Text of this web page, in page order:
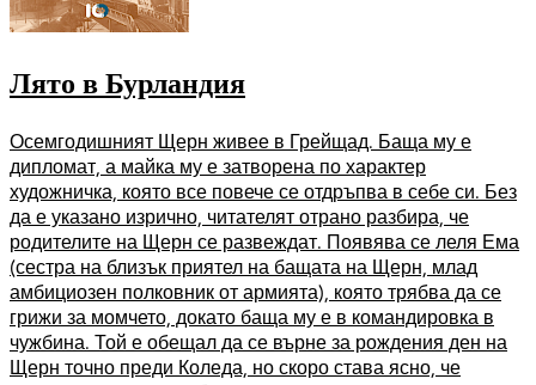
Лято в Бурландия
Осемгодишният Щерн живее в Грейщад. Баща му е
дипломат, а майка му е затворена по характер
художничка, която все повече се отдръпва в себе си. Без
да е указано изрично, читателят отрано разбира, че
родителите на Щерн се развеждат. Появява се леля Ема
(сестра на близък приятел на бащата на Щерн, млад
амбициозен полковник от армията), която трябва да се
грижи за момчето, докато баща му е в командировка в
чужбина. Той е обещал да се върне за рождения ден на
Щерн точно преди Коледа, но скоро става ясно, че